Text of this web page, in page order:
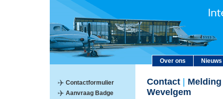
Over ons Nieuws
Contactformulier
Aanvraag Badge
Contact
Wevelgem